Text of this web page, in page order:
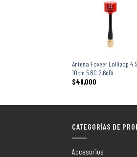
Antena Foxeer Lollipop 4
10cm 5.8G 2.6dBi
$48,000
CATEGORÍAS DE
Accesorios